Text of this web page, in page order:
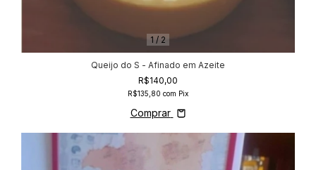
1 / 2
Queijo do S - Afinado em Azeite
R$140,00
R$135,80 com Pix
Comprar